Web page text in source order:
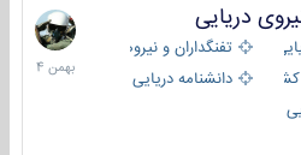
دریایی
تفنگداران و نیروهای ویژه‌ی دریایی
مختلف
دانشنامه دریایی
22
بهمن
1404